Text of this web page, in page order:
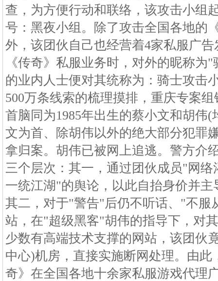
查，为方便行动和联络，该攻击小组
号：黑夜小组。除了攻击全国各地的
外，该团伙自己也经营着4家私服广
《传奇》私服业务时，对外的昵称为
的业内人士便对其统称为：骑士攻击
500万条线索的梳理摸排，重庆专案
首脑同为1985年出生的蔡小文和胡伟
文为首、除胡伟以外的绝大部分犯罪
拿归案。胡伟已被网上追逃。警方介
三个层次：其一，通过团伙成员"网
一统江湖"的舆论，以此自抬身价并
其二，对于"警告"后仍不听话、"不服
站，在"超级黑客"胡伟的指导下，对
少数有高端技术支撑的网站，该团伙
中心)机房，直接实施断网处理。由
奇》在全国各地十余家私服游戏代理